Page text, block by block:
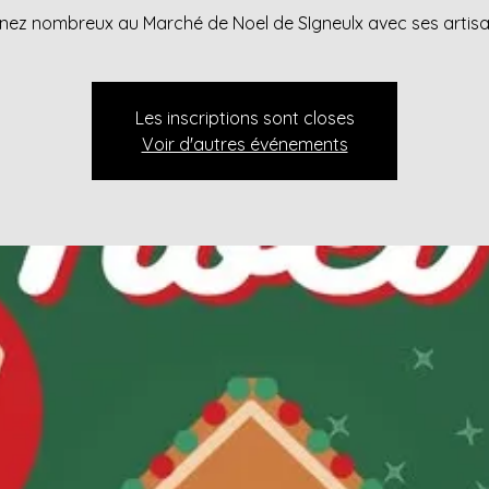
nombreux au Marché de Noel de SIgneulx avec ses
Les inscriptions sont closes
Voir d'autres événements